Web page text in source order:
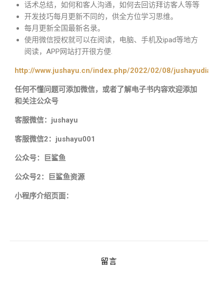
话术总结，如何和客人沟通，如何去回访拜访客人等等
开发技巧每月更新不同的，供全方位学习思维。
每月更新全国最新名录。
使用微信授权就可以在阅读，电脑、手机及ipad等地方
阅读，APP网站打开很方便.
http://www.jushayu.cn/index.php/2022/02/08/
任何不懂问题可添加微信，或者了解电子书内容欢迎添加
和关注公众号
客服微信：jushayu
客服微信2：jushayu001
公众号：巨鲨鱼
公众号2：巨鲨鱼资源
小程序介绍页面：
留言